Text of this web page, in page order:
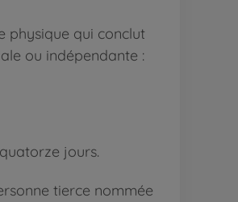
physique qui conclut
ou indépendante :
jours.
tierce nommée